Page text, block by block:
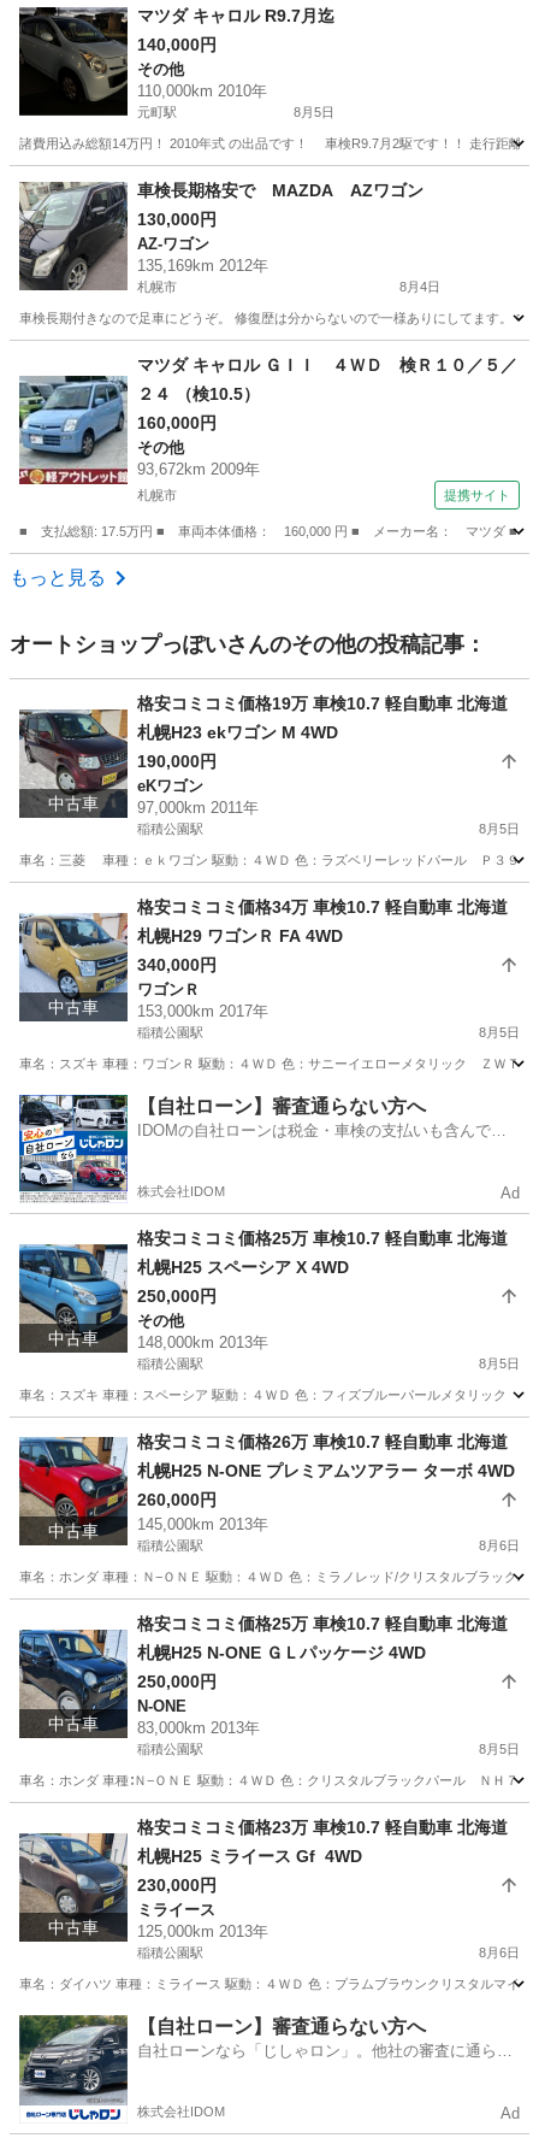
北海道 札幌市 稲積公園駅
マツダ キャロル R9.7月迄
140,000円
その他
110,000km 2010年
元町駅 8月5日
諸費用込み総額14万円！ 2010年式 の出品です！ 車検R9.7月2駆です！！ 走行距離
北海道 札幌市 元町駅 その他
車検長期格安で MAZDA AZワゴン
130,000円
AZ-ワゴン
135,169km 2012年
札幌市 8月4日
車検長期付きなので足車にどうぞ。 修復歴は分からないので一様ありにしてます。
AZ-ワゴン MAZDA
マツダ キャロル ＧＩＩ ４ＷＤ 検Ｒ１０／５／
２４ （検10.5）
160,000円
その他
93,672km 2009年
札幌市 提携サイト
■ 支払総額: 17.5万円 ■ 車両本体価格： 160,000 円 ■ メーカー名： マツダ
北海道 札幌市
もっと見る
オートショップっぽいさんのその他の投稿記事：
中古車
格安コミコミ価格19万 車検10.7 軽自動車 北海道
札幌H23 ekワゴン M 4WD
190,000円
eKワゴン
97,000km 2011年
稲積公園駅 8月5日
車名：三菱 車種：ｅｋワゴン 駆動：４ＷＤ 色：ラズベリーレッドパール Ｐ３９ グ
稲積公園駅 eKワゴン ekワゴン
中古車
格安コミコミ価格34万 車検10.7 軽自動車 北海道
札幌H29 ワゴンＲ FA 4WD
340,000円
ワゴンＲ
153,000km 2017年
稲積公園駅 8月5日
車名：スズキ 車種：ワゴンＲ 駆動：４ＷＤ 色：サニーイエローメタリック ＺＷＴ
北海道 札幌市 稲積公園駅 ワゴンＲ ワゴンR
【自社ローン】審査通らない方へ
IDOMの自社ローンは税金・車検の支払いも含んでい
株式会社IDOM Ad
中古車
格安コミコミ価格25万 車検10.7 軽自動車 北海道
札幌H25 スペーシア X 4WD
250,000円
その他
148,000km 2013年
稲積公園駅 8月5日
車名：スズキ 車種：スペーシア 駆動：４ＷＤ 色：フィズブルーパールメタリック
稲積公園駅 その他 スペーシア
中古車
格安コミコミ価格26万 車検10.7 軽自動車 北海道
札幌H25 N-ONE プレミアムツアラー ターボ 4WD
260,000円
145,000km 2013年
稲積公園駅 8月6日
車名：ホンダ 車種：Ｎ−ＯＮＥ 駆動：４ＷＤ 色：ミラノレッド/クリスタルブラック
稲積公園駅 ホンダ 預かり金
中古車
格安コミコミ価格25万 車検10.7 軽自動車 北海道
札幌H25 N-ONE ＧＬパッケージ 4WD
250,000円
N-ONE
83,000km 2013年
稲積公園駅 8月5日
車名：ホンダ 車種∶Ｎ−ＯＮＥ 駆動：４ＷＤ 色：クリスタルブラックパール ＮＨ７
稲積公園駅 N-ONE 預かり金
中古車
格安コミコミ価格23万 車検10.7 軽自動車 北海道
札幌H25 ミライース Gf 4WD
230,000円
ミライース
125,000km 2013年
稲積公園駅 8月6日
車名：ダイハツ 車種：ミライース 駆動：４ＷＤ 色：プラムブラウンクリスタルマイ
北海道 札幌市 稲積公園駅 ミライース 預かり金
【自社ローン】審査通らない方へ
自社ローンなら「じしゃロン」。他社の審査に通らな
株式会社IDOM Ad